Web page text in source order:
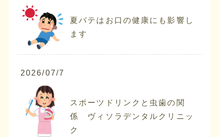
夏バテはお口の健康にも影響し
ます
2026/07/7
スポーツドリンクと虫歯の関
係 ヴィソラデンタルクリニッ
ク